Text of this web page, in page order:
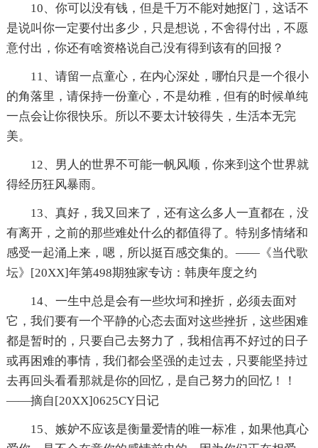
10、你可以没有钱，但是千万不能对她抠门，这话不
是说叫你一定要付出多少，只是想说，不舍得付出，不愿
意付出，你还有啥资格说自己没有得到该有的回报？
11、请留一点童心，在内心深处，哪怕只是一个很小
的角落里，请保持一份童心，不是幼稚，但有的时候单纯
一点会让你很快乐。所以不要太计较得失，生活本无完
美。
12、男人的世界不可能一帆风顺，你来到这个世界就
得经历狂风暴雨。
13、真好，我又回来了，还有这么多人一直都在，没
有离开，之前的那些难处什么的都值得了。特别多情绪和
感受一起涌上来，嗯，所以挺百感交集的。——《当代歌
坛》[20XX]年第498期独家专访：韩庚年度之约
14、一生中总是会有一些坎坷和挫折，必须去面对
它，我们要有一个平静的心态去面对这些挫折，这些困难
都是暂时的，只要自己去努力了，我相信再不好过的日子
或再困难的事情，我们都会坚强的走过去，只要能坚持过
去再回头看看那就是你的回忆，是自己努力的回忆！！
——摘自[20XX]0625CY日记
15、嫉妒不应该是衡量爱情的唯一标准，如果他真心